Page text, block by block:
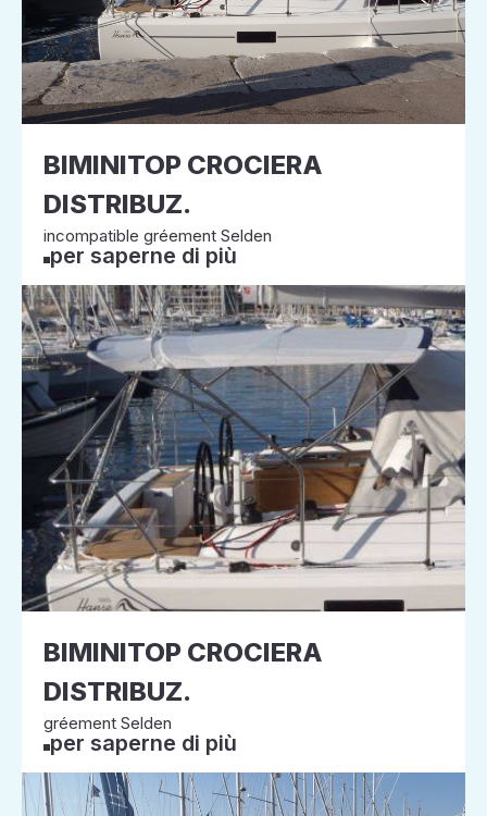
BIMINITOP CROCIERA
DISTRIBUZ.
incompatible gréement Selden
per saperne di più
BIMINITOP CROCIERA
DISTRIBUZ.
gréement Selden
per saperne di più